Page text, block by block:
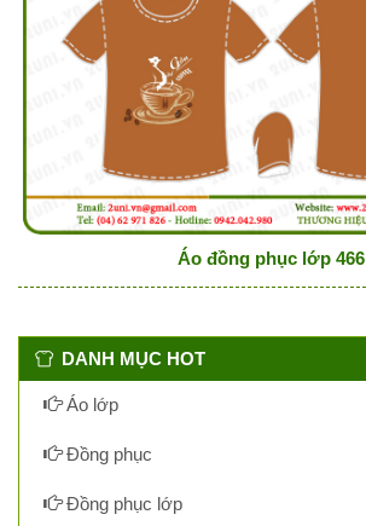
Áo đồng phục lớp 466
DANH MỤC HOT
Áo lớp
Đồng phục
Đồng phục lớp